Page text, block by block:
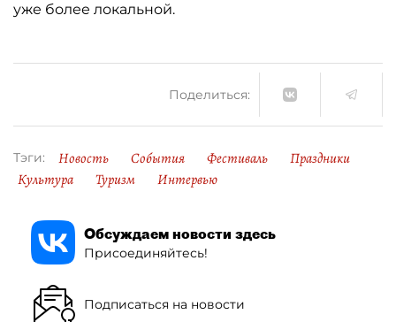
уже более локальной.
Поделиться:
Тэги: Новость События Фестиваль
Праздники
Культура
Туризм Интервью
Обсуждаем новости здесь
Присоединяйтесь!
Подписаться на новости